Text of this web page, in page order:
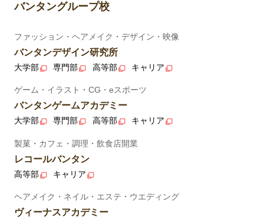
バンタングループ校
ファッション・ヘアメイク・デザイン・映像
バンタンデザイン研究所
大学部 専門部 高等部 キャリア
ゲーム・イラスト・CG・eスポーツ
バンタンゲームアカデミー
大学部 専門部 高等部 キャリア
製菓・カフェ・調理・飲食店開業
レコールバンタン
高等部 キャリア
ヘアメイク・ネイル・エステ・ウエディング
ヴィーナスアカデミー